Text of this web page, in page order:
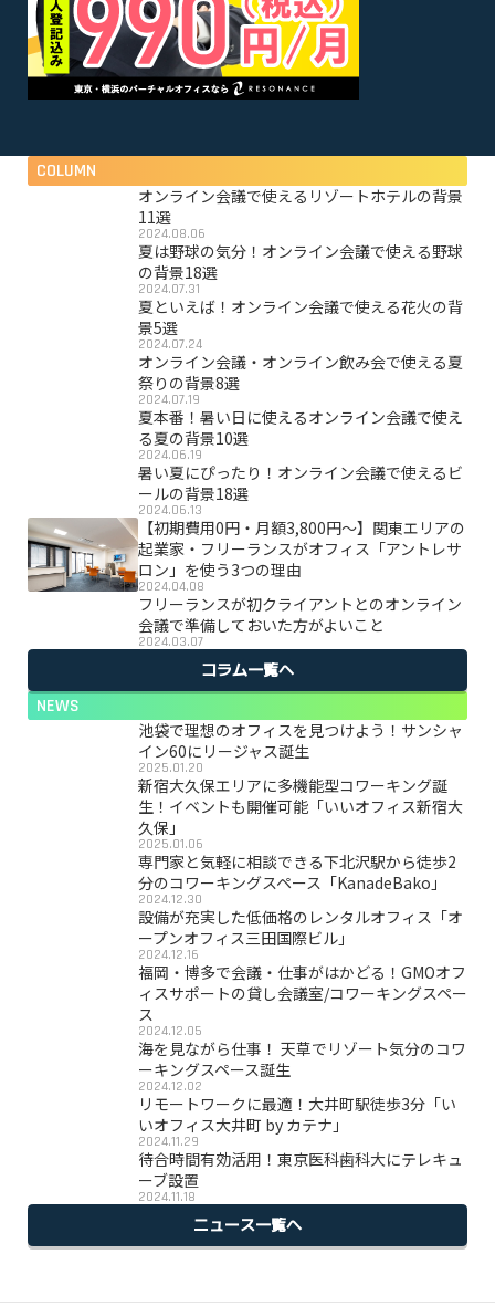
COLUMN
オンライン会議で使えるリゾートホテルの背景
11選
2024.08.06
夏は野球の気分！オンライン会議で使える野球
の背景18選
2024.07.31
夏といえば！オンライン会議で使える花火の背
景5選
2024.07.24
オンライン会議・オンライン飲み会で使える夏
祭りの背景8選
2024.07.19
夏本番！暑い日に使えるオンライン会議で使え
る夏の背景10選
2024.06.19
暑い夏にぴったり！オンライン会議で使えるビ
ールの背景18選
2024.06.13
【初期費用0円・月額3,800円〜】関東エリアの
起業家・フリーランスがオフィス「アントレサ
ロン」を使う3つの理由
2024.04.08
フリーランスが初クライアントとのオンライン
会議で準備しておいた方がよいこと
2024.03.07
コラム一覧へ
NEWS
池袋で理想のオフィスを見つけよう！サンシャ
イン60にリージャス誕生
2025.01.20
新宿大久保エリアに多機能型コワーキング誕
生！イベントも開催可能「いいオフィス新宿大
久保」
2025.01.06
専門家と気軽に相談できる下北沢駅から徒歩2
分のコワーキングスペース「KanadeBako」
2024.12.30
設備が充実した低価格のレンタルオフィス「オ
ープンオフィス三田国際ビル」
2024.12.16
福岡・博多で会議・仕事がはかどる！GMOオフ
ィスサポートの貸し会議室/コワーキングスペー
ス
2024.12.05
海を見ながら仕事！ 天草でリゾート気分のコワ
ーキングスペース誕生
2024.12.02
リモートワークに最適！大井町駅徒歩3分「い
いオフィス大井町 by カテナ」
2024.11.29
待合時間有効活用！東京医科歯科大にテレキュ
ーブ設置
2024.11.18
ニュース一覧へ